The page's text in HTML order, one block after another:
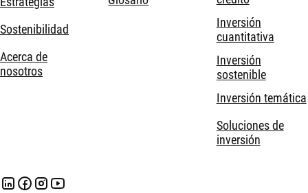
Sostenibilidad
Acerca de
nosotros
Inversión
cuantitativa
Inversión
sostenible
Inversión temática
Soluciones de
inversión